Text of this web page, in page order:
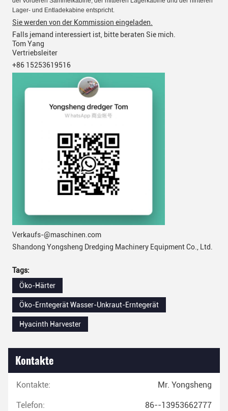
Lager- und Entladekabine entspricht.
Sie werden von der Kommission eingeladen.
Falls jemand interessiert ist, bitte beraten Sie mich.
Tom Yang
Vertriebsleiter
+86 15253619516
Verkaufs-@maschinen.com
Shandong Yongsheng Dredging Machinery Equipment Co., Ltd.
Tags:
Öko-Härter
Öko-Erntegerät Wasser-Unkraut-Erntegerät
Hyacinth Harvester
Kontakte
Kontakte: Mr. Yongsheng
Telefon: 86--13953662777